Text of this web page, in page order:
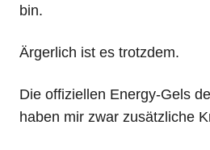
bin.
Ärgerlich ist es trotzdem.
Die offiziellen Energy-Gels
haben mir zwar zusätzliche